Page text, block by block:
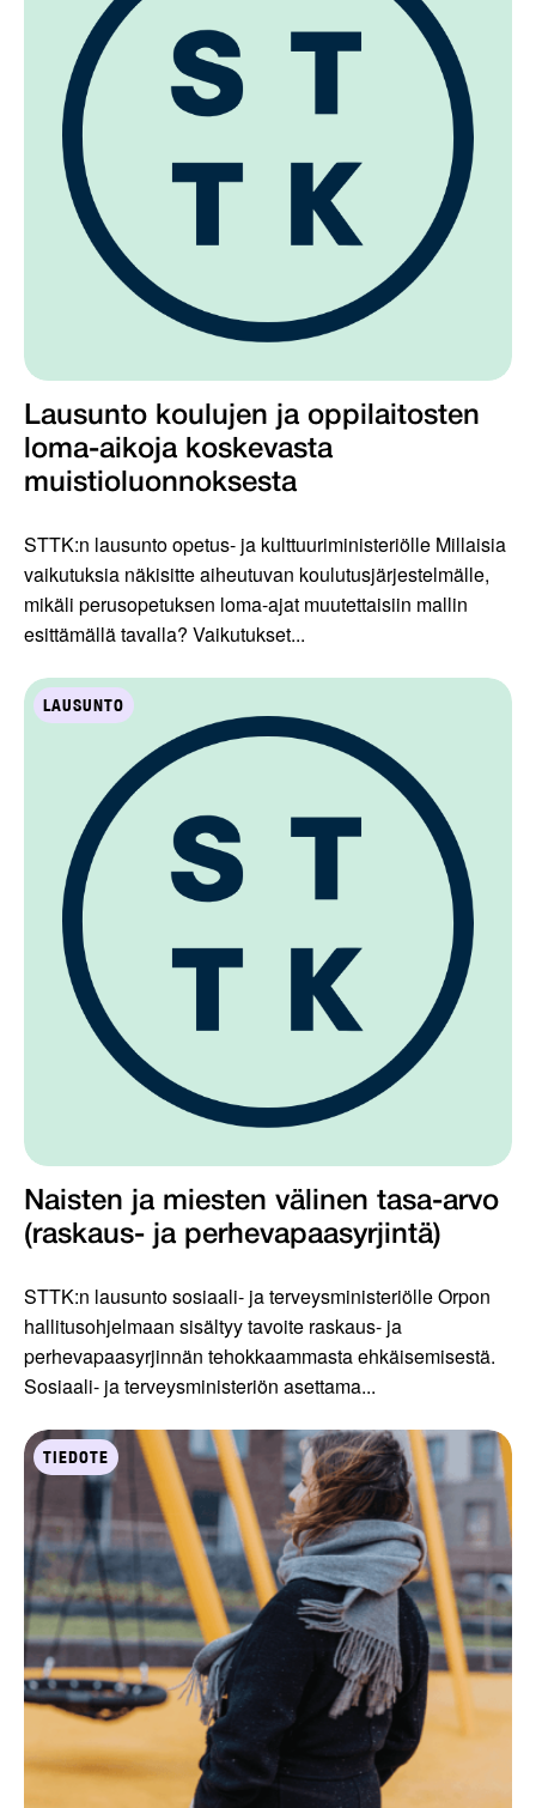
Lausunto koulujen ja oppilaitosten
loma-aikoja koskevasta
muistioluonnoksesta
STTK:n lausunto opetus- ja kulttuuriministeriölle Millaisia
vaikutuksia näkisitte aiheutuvan koulutusjärjestelmälle,
mikäli perusopetuksen loma-ajat muutettaisiin mallin
esittämällä tavalla? Vaikutukset...
LAUSUNTO
Naisten ja miesten välinen tasa-arvo
(raskaus- ja perhevapaasyrjintä)
STTK:n lausunto sosiaali- ja terveysministeriölle Orpon
hallitusohjelmaan sisältyy tavoite raskaus- ja
perhevapaasyrjinnän tehokkaammasta ehkäisemisestä.
Sosiaali- ja terveysministeriön asettama...
TIEDOTE